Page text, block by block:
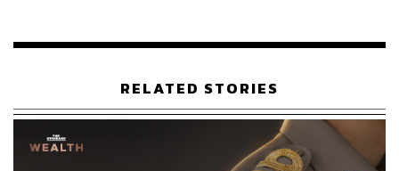
TAGS: สำนักงบประมาณ พ.ร.บ. งบประมาณ งบประมาณ
RELATED STORIES